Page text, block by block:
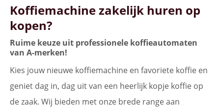
Koffiemachine zakelijk huren op
kopen?
Ruime keuze uit professionele koffieautomaten
van A-merken!
Kies jouw nieuwe koffiemachine en favoriete koffie en
geniet dag in, dag uit van een heerlijk kopje koffie op
de zaak. Wij bieden met onze brede range aan